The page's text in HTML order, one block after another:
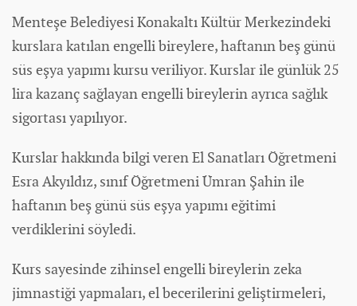
Menteşe Belediyesi Konakaltı Kültür Merkezindeki
kurslara katılan engelli bireylere, haftanın beş günü
süs eşya yapımı kursu veriliyor. Kurslar ile günlük 25
lira kazanç sağlayan engelli bireylerin ayrıca sağlık
sigortası yapılıyor.
Kurslar hakkında bilgi veren El Sanatları Öğretmeni
Esra Akyıldız, sınıf Öğretmeni Ümran Şahin ile
haftanın beş günü süs eşya yapımı eğitimi
verdiklerini söyledi.
Kurs sayesinde zihinsel engelli bireylerin zeka
jimnastiği yapmaları, el becerilerini geliştirmeleri,